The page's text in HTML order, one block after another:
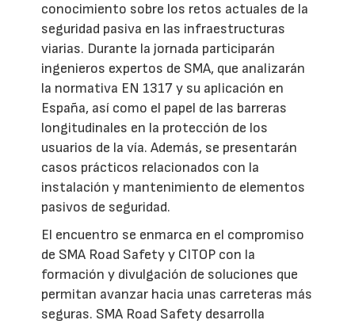
conocimiento sobre los retos actuales de la
seguridad pasiva en las infraestructuras
viarias. Durante la jornada participarán
ingenieros expertos de SMA, que analizarán
la normativa EN 1317 y su aplicación en
España, así como el papel de las barreras
longitudinales en la protección de los
usuarios de la vía. Además, se presentarán
casos prácticos relacionados con la
instalación y mantenimiento de elementos
pasivos de seguridad.
El encuentro se enmarca en el compromiso
de SMA Road Safety y CITOP con la
formación y divulgación de soluciones que
permitan avanzar hacia unas carreteras más
seguras. SMA Road Safety desarrolla